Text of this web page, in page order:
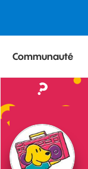
Communauté